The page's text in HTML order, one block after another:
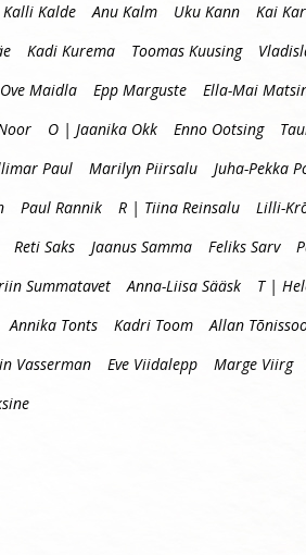
Kalli Kalde Anu Kalm Uku Kann Kai
Kadi Kurema Toomas Kuusing
Maidla Epp Marguste Ella-Mai
O | Jaanika Okk Enno Ootsing
Paul Marilyn Piirsalu
Juha-Pekka
Paul Rannik R | Tiina Reinsalu
Lilli-
Reti Saks Jaanus Samma Feliks Sarv
Summatavet Anna-Liisa Sääsk
T |
Annika Tonts Kadri Toom Allan
Vasserman Eve Viidalepp Marge Viirg